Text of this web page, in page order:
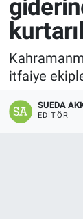
itfaiye
SUEDA
EDITÖR
SPOR
DÜNYA
Tüm
Son